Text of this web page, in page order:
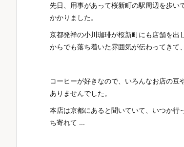
先日、用事があって桜新町の駅周辺を歩い
かかりました。
京都発祥の小川珈琲が桜新町にも店舗を
からでも落ち着いた雰囲気が伝わってきて
コーヒーが好きなので、いろんなお店の
ありませんでした。
本店は京都にあると聞いていて、いつか行
ち寄れて ...